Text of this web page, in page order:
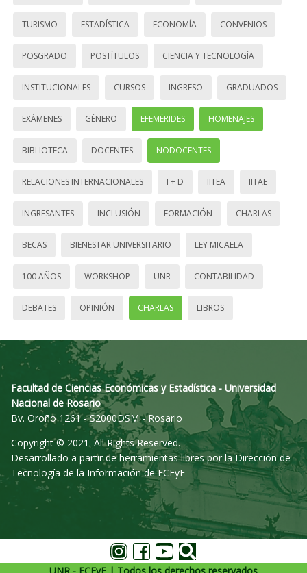
TURISMO ESTADÍSTICA ECONOMÍA CONVENIOS
POSGRADO POSTÍTULOS CIENCIA Y TECNOLOGÍA
INSTITUCIONALES CURSOS INGRESO GRADUADOS
EXÁMENES GÉNERO EFEMÉRIDES HOMENAJES
BIBLIOTECA DOCENTES NODOCENTES
RELACIONES INTERNACIONALES I + D IITEA IITAE
INGRESANTES INCLUSIÓN FORMACIÓN CHARLAS
BECAS BIENESTAR UNIVERSITARIO LEY MICAELA
100 AÑOS WORKSHOP UNR CONTABILIDAD
DEBATES OPINIÓN CHARLAS LIBROS
Facultad de Ciencias Económicas y Estadística - Universidad
Nacional de Rosario
Bv. Oroño 1261 - S2000DSM - Rosario
Copyright © 2021. All Rights Reserved.
Desarrollado a partir de herramientas libres por la Dirección de
Tecnología de la Información de FCEyE